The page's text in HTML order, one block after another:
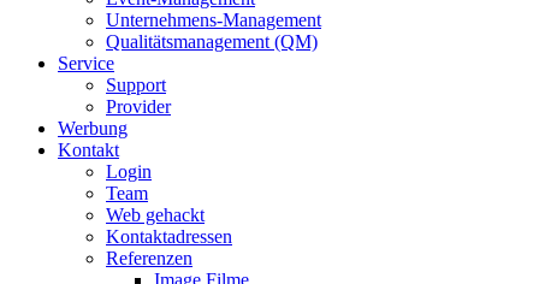
Unternehmens-Management
Qualitätsmanagement (QM)
Service
Support
Provider
Werbung
Kontakt
Login
Team
Web gehackt
Kontaktadressen
Referenzen
Image Filme